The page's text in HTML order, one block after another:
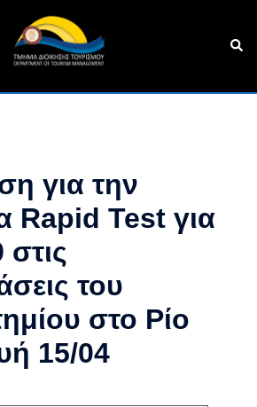
για την
Rapid Test για
του
στο Ρίο
15/04